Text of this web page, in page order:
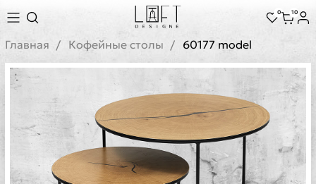
0 10
Главная Кофейные столы 60177 model